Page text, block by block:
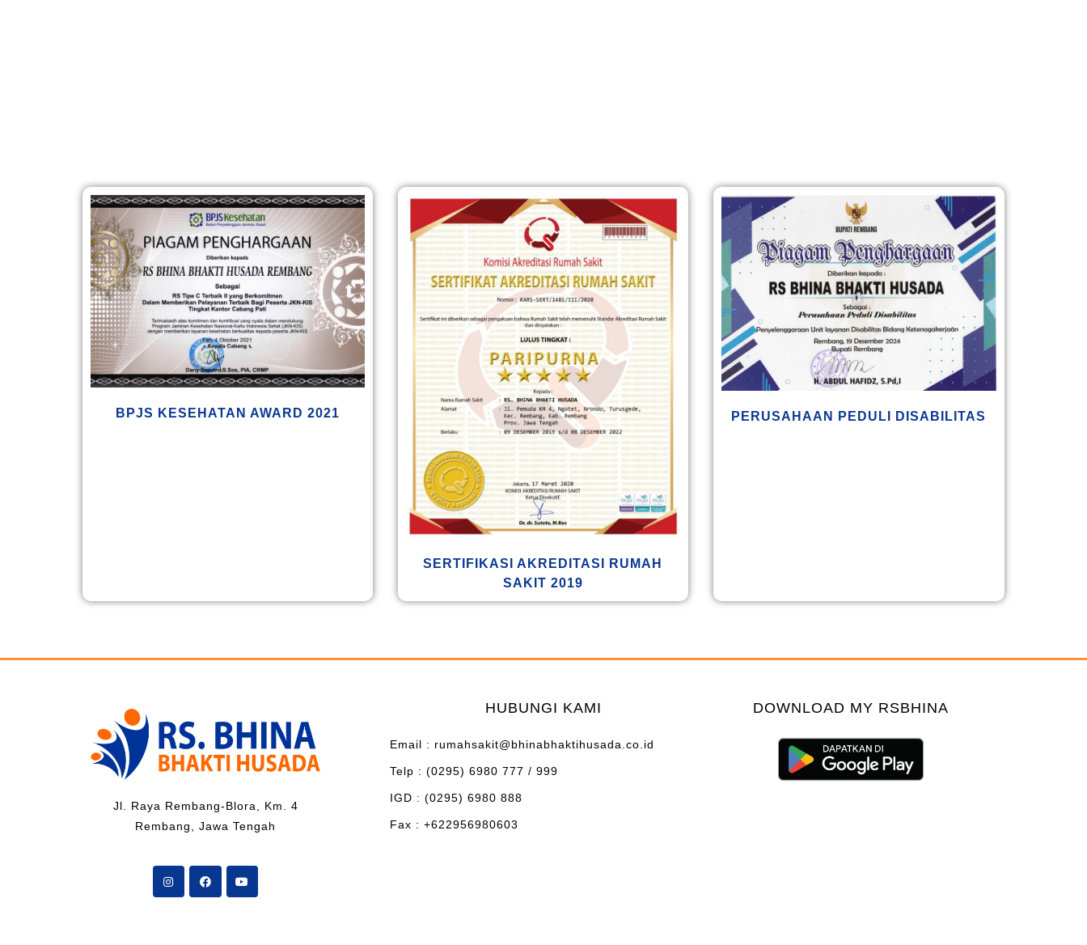
BPJS KESEHATAN AWARD 2021
SERTIFIKASI AKREDITASI RUMAH
SAKIT 2019
PERUSAHAAN PEDULI DISABILITAS
Jl. Raya Rembang-Blora, Km. 4
Rembang, Jawa Tengah
HUBUNGI KAMI
Email : rumahsakit@bhinabhaktihusada.co.id
Telp : (0295) 6980 777 / 999
IGD : (0295) 6980 888
Fax : +622956980603
DOWNLOAD MY RSBHINA